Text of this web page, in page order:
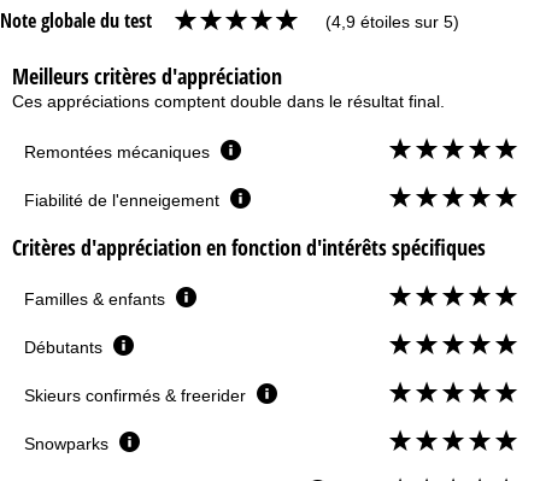
Note globale du test (4,9 étoiles sur 5)
Meilleurs critères d'appréciation
Ces appréciations comptent double dans le résultat final.
Remontées mécaniques
Fiabilité de l'enneigement
Critères d'appréciation en fonction d'intérêts spécifiques
Familles & enfants
Débutants
Skieurs confirmés & freerider
Snowparks